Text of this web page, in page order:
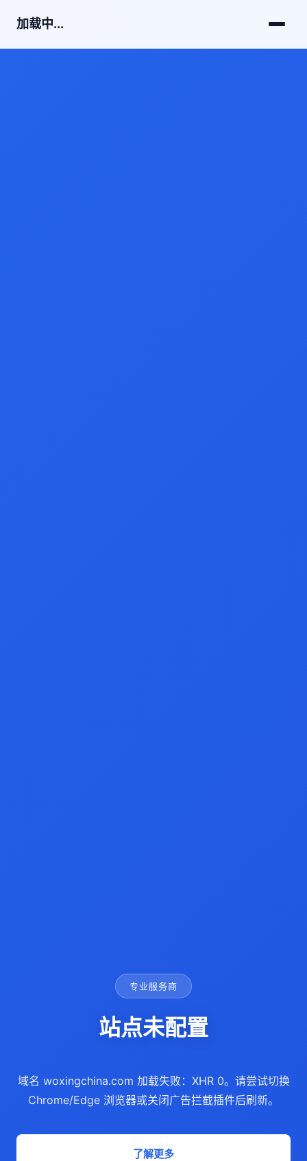
加载中...
专业服务商
站点未配置
域名 woxingchina.com 加载失败：XHR 0。请尝试切换
Chrome/Edge 浏览器或关闭广告拦截插件后刷新。
了解更多